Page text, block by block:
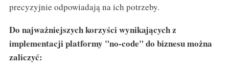
precyzyjnie odpowiadają na ich potrzeby.
Do najważniejszych korzyści wynikających z
implementacji platformy "no-code" do biznesu można
zaliczyć: